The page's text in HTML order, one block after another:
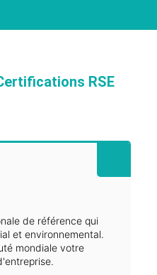
RSE
de référence qui
et environnemental.
mondiale votre